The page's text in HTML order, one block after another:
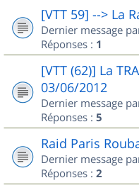
[VTT 59] --> La
Dernier message
Réponses : 1
[VTT (62)] La
03/06/2012
Dernier message
Réponses : 5
Raid Paris
Dernier message
Réponses : 2